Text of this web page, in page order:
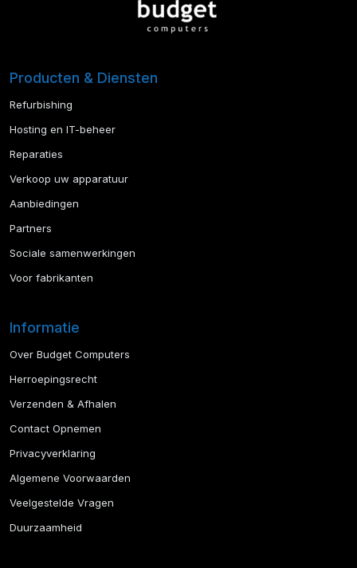
Producten & Diensten
Refurbishing
Hosting en IT-beheer
Reparaties
Verkoop uw apparatuur
Aanbiedingen
Partners
Sociale samenwerkingen
Voor fabrikanten
Informatie
Over Budget Computers
Herroepingsrecht
Verzenden & Afhalen
Contact Opnemen
Privacyverklaring
Algemene Voorwaarden
Veelgestelde Vragen
Duurzaamheid